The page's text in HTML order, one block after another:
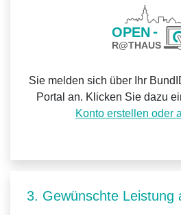
Sie melden sich über Ihr
Portal an. Klicken Sie dazu
Konto erstellen oder
3. Gewünschte Leistung